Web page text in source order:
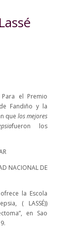
el Premio
Fandiño y la
quelos mejores
fueron los
NACIONAL DE
la Escola
( LASSÉ))
en Sao